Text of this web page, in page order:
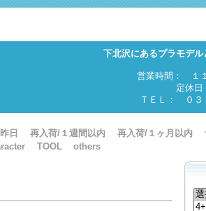
下北沢にあるプラモデル
営業時間： １
定
ＴＥＬ： ０３
日 再入荷/１週間以内 再入荷/１ヶ月以内
TOOL others